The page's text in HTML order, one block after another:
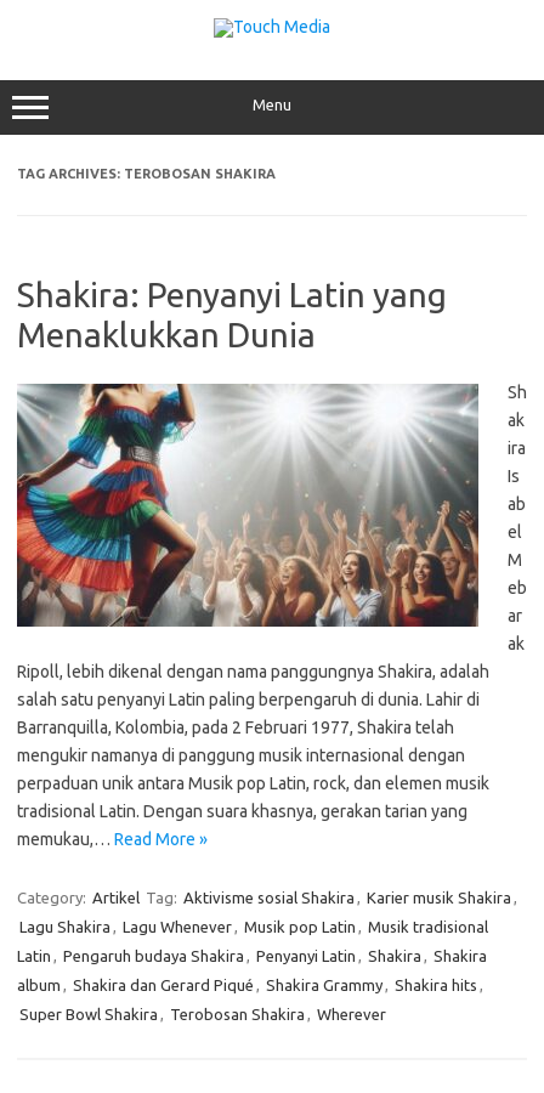
Menu
TAG ARCHIVES: TEROBOSAN SHAKIRA
Shakira: Penyanyi Latin yang
Menaklukkan Dunia
Sh
ak
ira
Is
ab
el
M
eb
ar
ak
Ripoll, lebih dikenal dengan nama panggungnya Shakira, adalah
salah satu penyanyi Latin paling berpengaruh di dunia. Lahir di
Barranquilla, Kolombia, pada 2 Februari 1977, Shakira telah
mengukir namanya di panggung musik internasional dengan
perpaduan unik antara Musik pop Latin, rock, dan elemen musik
tradisional Latin. Dengan suara khasnya, gerakan tarian yang
memukau,… Read More »
Category: Artikel Tag: Aktivisme sosial Shakira , Karier musik Shakira ,
Lagu Shakira , Lagu Whenever, Musik pop Latin , Musik tradisional
Latin , Pengaruh budaya Shakira , Penyanyi Latin , Shakira , Shakira
album , Shakira dan Gerard Piqué , Shakira Grammy, Shakira hits ,
Super Bowl Shakira , Terobosan Shakira , Wherever